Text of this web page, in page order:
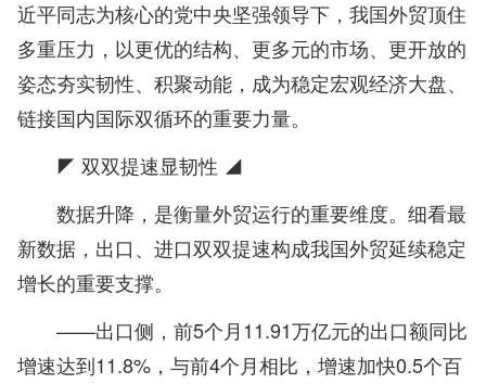
近平同志为核心的党中央坚强领导下，我国外贸顶住
多重压力，以更优的结构、更多元的市场、更开放的
姿态夯实韧性、积聚动能，成为稳定宏观经济大盘、
链接国内国际双循环的重要力量。
◤ 双双提速显韧性 ◢
数据升降，是衡量外贸运行的重要维度。细看最
新数据，出口、进口双双提速构成我国外贸延续稳定
增长的重要支撑。
——出口侧，前5个月11.91万亿元的出口额同比
增速达到11.8%，与前4个月相比，增速加快0.5个百